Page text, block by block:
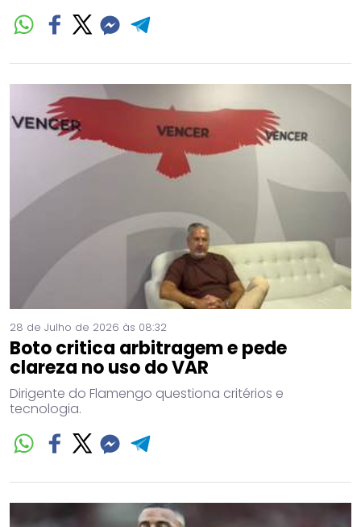
28 de Julho de 2026 às 08:32
Boto critica arbitragem e pede
clareza no uso do VAR
Dirigente do Flamengo questiona critérios e
tecnologia.